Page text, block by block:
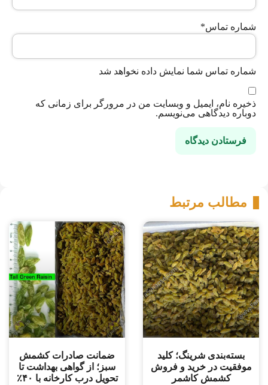
شماره تماس*
شماره تماس شما نمایش داده نخواهد شد
ذخیره نام، ایمیل و وبسایت من در مرورگر برای زمانی که
دوباره دیدگاهی می‌نویسم.
مطالب مرتبط
بسته‌بندی شرینگ؛ کلید
موفقیت در خرید و فروش
کشمش کاشمر
ضمانت صادرات کشمش
سبز؛ از گواهی بهداشت تا
تحویل درب کارخانه با ۴۰٪